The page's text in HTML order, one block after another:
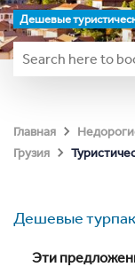
Дешевые
Главная
Грузия
Дешевые
Эти